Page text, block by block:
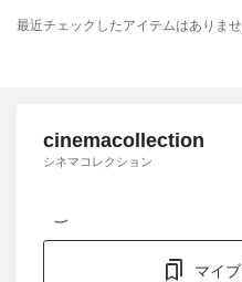
最近チェックしたアイテムはありませ
cinemacollection
シネマコレクション
マイ